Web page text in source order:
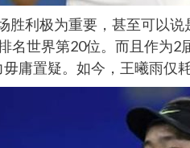
胜利极为重要，甚至可以
名世界第20位。而且作为
庸置疑。如今，王曦雨仅